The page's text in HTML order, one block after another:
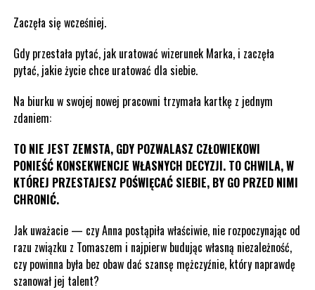
Zaczęła się wcześniej.
Gdy przestała pytać, jak uratować wizerunek Marka, i zaczęła
pytać, jakie życie chce uratować dla siebie.
Na biurku w swojej nowej pracowni trzymała kartkę z jednym
zdaniem:
TO NIE JEST ZEMSTA, GDY POZWALASZ CZŁOWIEKOWI
PONIEŚĆ KONSEKWENCJE WŁASNYCH DECYZJI. TO CHWILA, W
KTÓREJ PRZESTAJESZ POŚWIĘCAĆ SIEBIE, BY GO PRZED NIMI
CHRONIĆ.
Jak uważacie — czy Anna postąpiła właściwie, nie rozpoczynając od
razu związku z Tomaszem i najpierw budując własną niezależność,
czy powinna była bez obaw dać szansę mężczyźnie, który naprawdę
szanował jej talent?